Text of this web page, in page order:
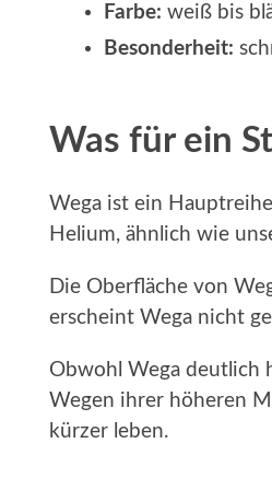
Farbe: weiß bis
Besonderheit:
Was für ein
Wega ist ein
Helium, ähnlich wie
Die Oberfläche von
erscheint Wega nicht
Obwohl Wega deutlich
Wegen ihrer höheren
kürzer leben.